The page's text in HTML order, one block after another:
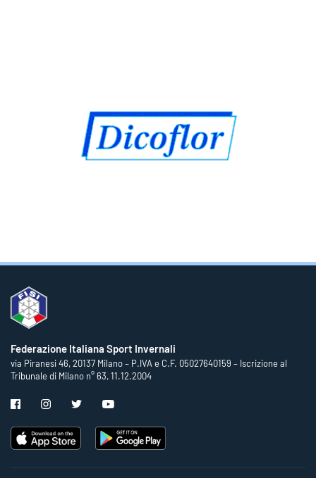
Federazione Italiana Sport Invernali
via Piranesi 46, 20137 Milano – P.IVA e C.F. 05027640159 – Iscrizione al
Tribunale di Milano n° 63, 11.12.2004